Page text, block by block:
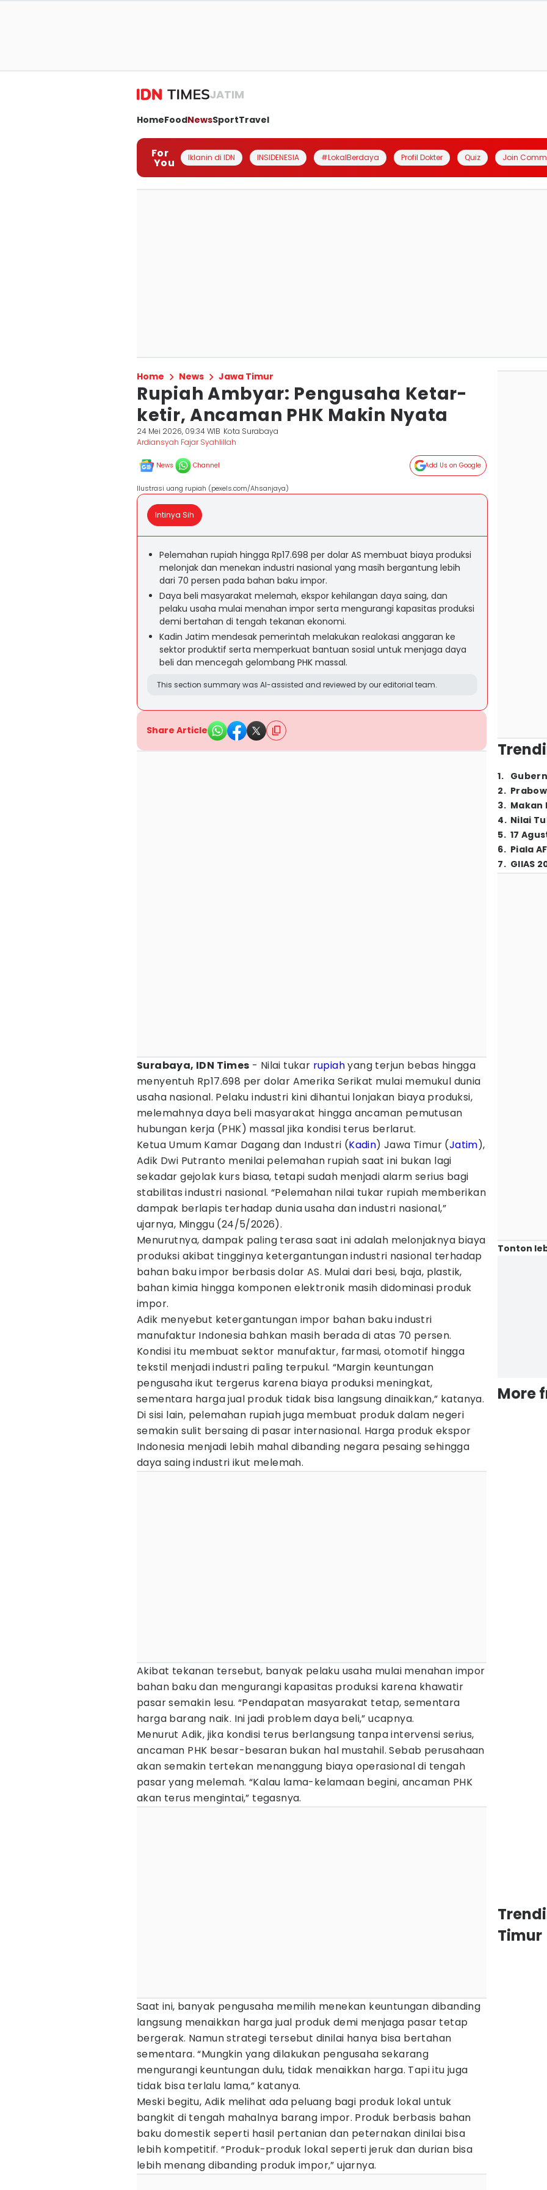
JATIM
HomeFoodNewsSportTravel
For
You Iklanin di IDN INSIDENESIA #LokalBerdaya Profil Dokter Quiz Join
Home News Jawa Timur
Rupiah Ambyar: Pengusaha Ketar-
ketir, Ancaman PHK Makin Nyata
24 Mei 2026, 09:34 WIB Kota Surabaya
Ardiansyah Fajar Syahlillah
News Channel Add Us on Google
Ilustrasi uang rupiah (pexels.com/Ahsanjaya)
Intinya Sih
Pelemahan rupiah hingga Rp17.698 per dolar AS membuat biaya produksi
melonjak dan menekan industri nasional yang masih bergantung lebih
dari 70 persen pada bahan baku impor.
Daya beli masyarakat melemah, ekspor kehilangan daya saing, dan
pelaku usaha mulai menahan impor serta mengurangi kapasitas produksi
demi bertahan di tengah tekanan ekonomi.
Kadin Jatim mendesak pemerintah melakukan realokasi anggaran ke
sektor produktif serta memperkuat bantuan sosial untuk menjaga daya
beli dan mencegah gelombang PHK massal.
This section summary was AI-assisted and reviewed by our editorial team.
Share Article
Surabaya, IDN Times - Nilai tukar rupiahyang terjun bebas hingga
menyentuh Rp17.698 per dolar Amerika Serikat mulai memukul dunia
usaha nasional. Pelaku industri kini dihantui lonjakan biaya produksi,
melemahnya daya beli masyarakat hingga ancaman pemutusan
hubungan kerja (PHK) massal jika kondisi terus berlarut.
Ketua Umum Kamar Dagang dan Industri (Kadin) Jawa Timur (Jatim),
Adik Dwi Putranto menilai pelemahan rupiah saat ini bukan lagi
sekadar gejolak kurs biasa, tetapi sudah menjadi alarm serius bagi
stabilitas industri nasional. “Pelemahan nilai tukar rupiah memberikan
dampak berlapis terhadap dunia usaha dan industri nasional,”
ujarnya, Minggu (24/5/2026).
Menurutnya, dampak paling terasa saat ini adalah melonjaknya biaya
produksi akibat tingginya ketergantungan industri nasional terhadap
bahan baku impor berbasis dolar AS. Mulai dari besi, baja, plastik,
bahan kimia hingga komponen elektronik masih didominasi produk
impor.
Adik menyebut ketergantungan impor bahan baku industri
manufaktur Indonesia bahkan masih berada di atas 70 persen.
Kondisi itu membuat sektor manufaktur, farmasi, otomotif hingga
tekstil menjadi industri paling terpukul. “Margin keuntungan
pengusaha ikut tergerus karena biaya produksi meningkat,
sementara harga jual produk tidak bisa langsung dinaikkan,” katanya.
Di sisi lain, pelemahan rupiah juga membuat produk dalam negeri
semakin sulit bersaing di pasar internasional. Harga produk ekspor
Indonesia menjadi lebih mahal dibanding negara pesaing sehingga
daya saing industri ikut melemah.
Akibat tekanan tersebut, banyak pelaku usaha mulai menahan impor
bahan baku dan mengurangi kapasitas produksi karena khawatir
pasar semakin lesu. “Pendapatan masyarakat tetap, sementara
harga barang naik. Ini jadi problem daya beli,” ucapnya.
Menurut Adik, jika kondisi terus berlangsung tanpa intervensi serius,
ancaman PHK besar-besaran bukan hal mustahil. Sebab perusahaan
akan semakin tertekan menanggung biaya operasional di tengah
pasar yang melemah. “Kalau lama-kelamaan begini, ancaman PHK
akan terus mengintai,” tegasnya.
Saat ini, banyak pengusaha memilih menekan keuntungan dibanding
langsung menaikkan harga jual produk demi menjaga pasar tetap
bergerak. Namun strategi tersebut dinilai hanya bisa bertahan
sementara. “Mungkin yang dilakukan pengusaha sekarang
mengurangi keuntungan dulu, tidak menaikkan harga. Tapi itu juga
tidak bisa terlalu lama,” katanya.
Meski begitu, Adik melihat ada peluang bagi produk lokal untuk
bangkit di tengah mahalnya barang impor. Produk berbasis bahan
baku domestik seperti hasil pertanian dan peternakan dinilai bisa
lebih kompetitif. “Produk-produk lokal seperti jeruk dan durian bisa
lebih menang dibanding produk impor,” ujarnya.
1.
2.
3. Makan
4. Nilai
5. 17
6. Piala
7. GIIAS
Tonton
More
Timur